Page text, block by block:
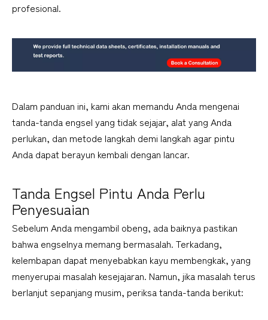
profesional.
Dalam panduan ini, kami akan memandu Anda mengenai
tanda-tanda engsel yang tidak sejajar, alat yang Anda
perlukan, dan metode langkah demi langkah agar pintu
Anda dapat berayun kembali dengan lancar.
Tanda Engsel Pintu Anda Perlu
Penyesuaian
Sebelum Anda mengambil obeng, ada baiknya pastikan
bahwa engselnya memang bermasalah. Terkadang,
kelembapan dapat menyebabkan kayu membengkak, yang
menyerupai masalah kesejajaran. Namun, jika masalah terus
berlanjut sepanjang musim, periksa tanda-tanda berikut: